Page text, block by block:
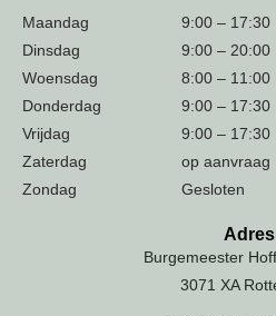
Maandag
9:00 – 17:30
Dinsdag
9:00 – 20:00
Woensdag
8:00 – 11:00
Donderdag
9:00 – 17:30
Vrijdag
9:00 – 17:30
Zaterdag
op aanvraag
Zondag
Gesloten
Adres
Burgemeester
3071 XA